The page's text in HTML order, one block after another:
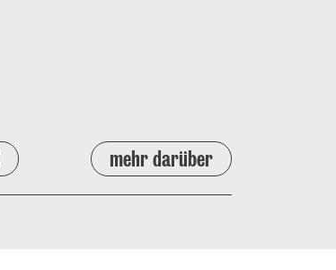
mehr darüber